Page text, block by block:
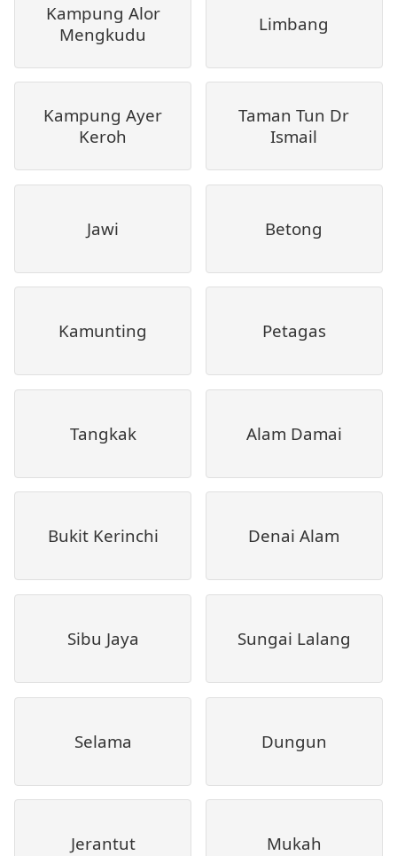
Kampung Alor
Mengkudu
Limbang
Kampung Ayer
Keroh
Taman Tun Dr
Ismail
Jawi Betong
Kamunting Petagas
Tangkak Alam Damai
Bukit Kerinchi Denai Alam
Sibu Jaya Sungai Lalang
Selama Dungun
Jerantut Mukah